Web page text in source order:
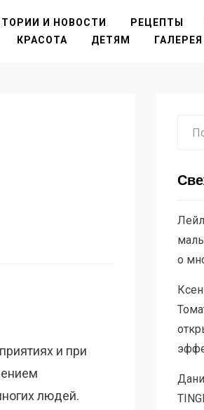
И НОВОСТИ РЕЦЕПТЫ
КРАСОТА
ДЕТЯМ ГАЛЕРЕЯ
и при
людей.
о